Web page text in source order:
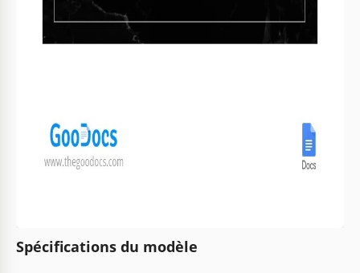
Spécifications du modèle